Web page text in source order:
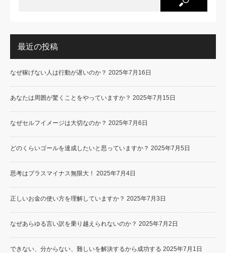
最近の投稿
なぜ稼げない人は行動が遅いのか？ 2025年7月16日
あなたは周囲が驚くことをやっていますか？ 2025年7月15日
なぜセルフイメージは大切なのか？ 2025年7月6日
どのくらいゴールを達成したいと思っていますか？ 2025年7月5日
思考はプラスマイナス無限大！ 2025年7月4日
正しいお金の使い方を理解していますか？ 2025年7月3日
なぜあらゆる言い訳を乗り越えられないのか？ 2025年7月2日
できない、分からない、難しいを解決するから成功する 2025年7月1日